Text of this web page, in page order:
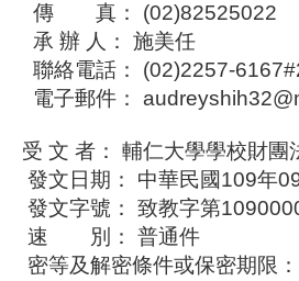
傳 真： (02)82525022
承 辦 人： 施美任
聯絡電話： (02)2257-
電子郵件：
受 文 者： 輔仁大學學校財團
發文日期： 中華民國109年
發文字號： 致教字第
速 別： 普通件
密等及解密條件或保密期限：